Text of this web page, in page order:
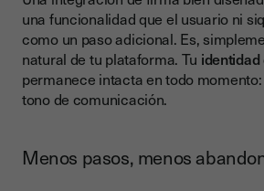
una funcionalidad que el usuario ni
como un paso adicional. Es,
natural de tu plataforma. Tu
permanece intacta en todo
tono de comunicación.
Menos pasos, menos